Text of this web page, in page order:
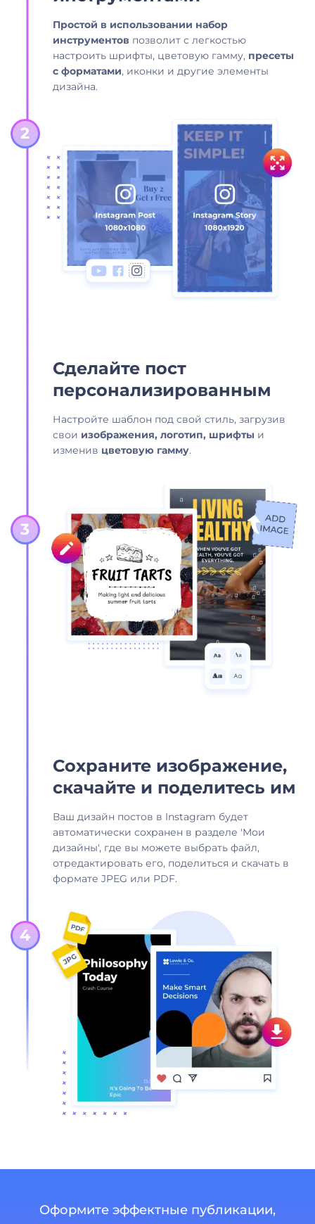
Простой в использовании набор
инструментов позволит с легкостью
настроить шрифты, цветовую гамму, пресеты
с форматами, иконки и другие элементы
дизайна.
Сделайте пост
персонализированным
Настройте шаблон под свой стиль, загрузив
свои изображения, логотип, шрифты и
изменив цветовую гамму.
Сохраните изображение,
скачайте и поделитесь им
Ваш дизайн постов в Instagram будет
автоматически сохранен в разделе 'Мои
дизайны', где вы можете выбрать файл,
отредактировать его, поделиться и скачать в
формате JPEG или PDF.
Оформите эффектные публикации,